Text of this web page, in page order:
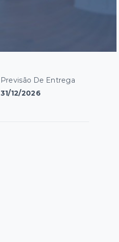
Previsão De Entrega
31/12/2026